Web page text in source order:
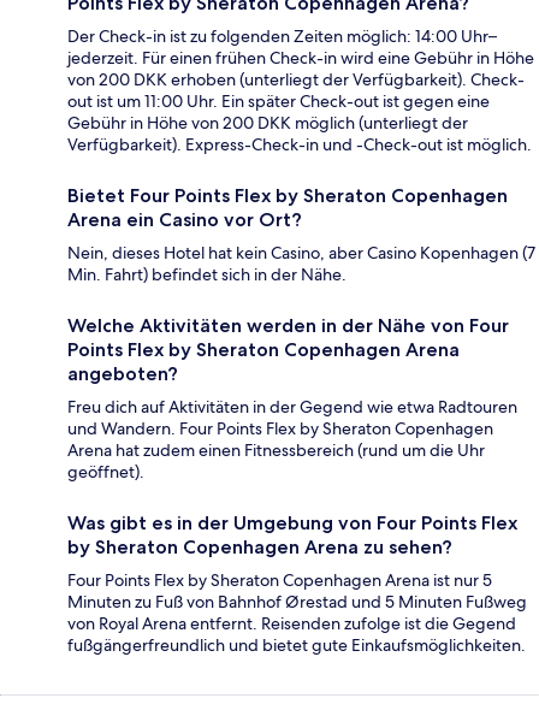
Der Check-in ist zu folgenden Zeiten möglich: 14:00 Uhr–
jederzeit. Für einen frühen Check-in wird eine Gebühr in Höhe
von 200 DKK erhoben (unterliegt der Verfügbarkeit). Check-
out ist um 11:00 Uhr. Ein später Check-out ist gegen eine
Gebühr in Höhe von 200 DKK möglich (unterliegt der
Verfügbarkeit). Express-Check-in und -Check-out ist möglich.
Bietet Four Points Flex by Sheraton Copenhagen
Arena ein Casino vor Ort?
Nein, dieses Hotel hat kein Casino, aber Casino Kopenhagen (7
Min. Fahrt) befindet sich in der Nähe.
Welche Aktivitäten werden in der Nähe von Four
Points Flex by Sheraton Copenhagen Arena
angeboten?
Freu dich auf Aktivitäten in der Gegend wie etwa Radtouren
und Wandern. Four Points Flex by Sheraton Copenhagen
Arena hat zudem einen Fitnessbereich (rund um die Uhr
geöffnet).
Was gibt es in der Umgebung von Four Points Flex
by Sheraton Copenhagen Arena zu sehen?
Four Points Flex by Sheraton Copenhagen Arena ist nur 5
Minuten zu Fuß von Bahnhof Ørestad und 5 Minuten Fußweg
von Royal Arena entfernt. Reisenden zufolge ist die Gegend
fußgängerfreundlich und bietet gute Einkaufsmöglichkeiten.